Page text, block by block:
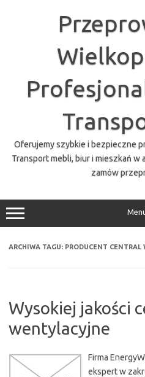
Oferujemy szybkie i bezpieczne
Transport mebli, biur i mieszkań w
zamów
ARCHIWA TAGU: PRODUCENT CENTRAL
Wysokiej jakości
wentylacyjne
Firma
ekspert w